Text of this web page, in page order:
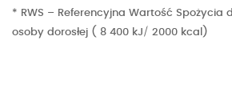
* RWS – Referencyjna Wartość Spożycia
osoby dorosłej ( 8 400 kJ/ 2000 kcal)